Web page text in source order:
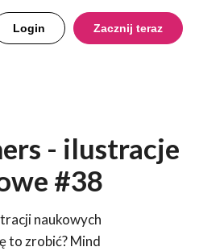
Login Zacznij teraz
- ilustracje
#38
naukowych
to zrobić? Mind